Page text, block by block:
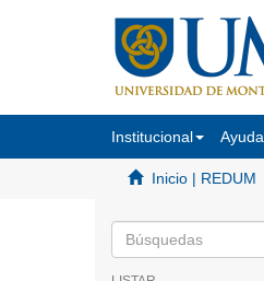
Institucional Ayuda
Inicio | REDUM